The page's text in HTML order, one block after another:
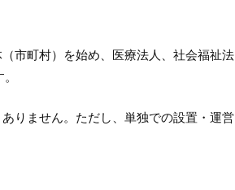
市町村）を始め、医療法人、社会福祉法
りません。ただし、単独での設置・運営